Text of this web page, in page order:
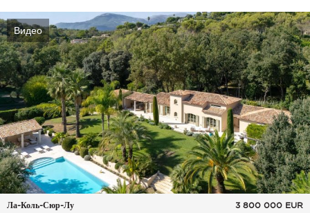
Видео
Ла-Коль-Сюр-Лу 3 800 000 EUR